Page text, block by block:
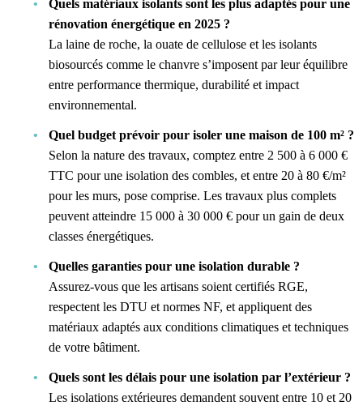
Quels matériaux isolants sont les plus adaptés pour une
rénovation énergétique en 2025 ?
La laine de roche, la ouate de cellulose et les isolants
biosourcés comme le chanvre s’imposent par leur équilibre
entre performance thermique, durabilité et impact
environnemental.
Quel budget prévoir pour isoler une maison de 100 m² ?
Selon la nature des travaux, comptez entre 2 500 à 6 000 €
TTC pour une isolation des combles, et entre 20 à 80 €/m²
pour les murs, pose comprise. Les travaux plus complets
peuvent atteindre 15 000 à 30 000 € pour un gain de deux
classes énergétiques.
Quelles garanties pour une isolation durable ?
Assurez-vous que les artisans soient certifiés RGE,
respectent les DTU et normes NF, et appliquent des
matériaux adaptés aux conditions climatiques et techniques
de votre bâtiment.
Quels sont les délais pour une isolation par l’extérieur ?
Les isolations extérieures demandent souvent entre 10 et 20